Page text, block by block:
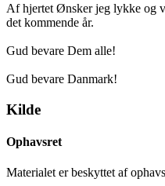
Af hjertet Ønsker jeg lykke og
det kommende år.
Gud bevare Dem alle!
Gud bevare Danmark!
Kilde
Ophavsret
Materialet er beskyttet af